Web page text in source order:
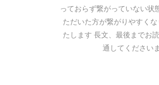
っておらず繋がっていない状
ただいた方が繋がりやすく
たします 長文、最後までお
通してください